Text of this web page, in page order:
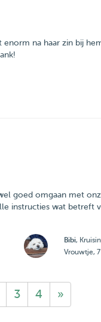
enorm na haar zin bij
goed omgaan met
instructies wat betreft
Bibi,
Vrouwtje,
3 4 »